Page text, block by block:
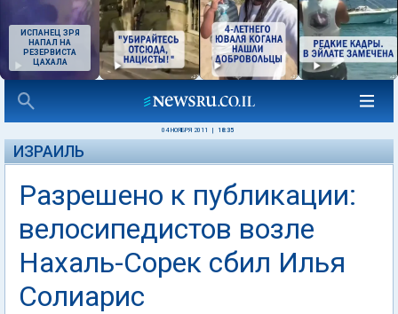
ИСПАНЕЦ ЗРЯ
НАПАЛ НА
РЕЗЕРВИСТА
ЦАХАЛА
04 НОЯБРЯ 2011 18:35
ИЗРАИЛЬ
Разрешено к публикации:
велосипедистов возле
Нахаль-Сорек сбил Илья
Солиарис